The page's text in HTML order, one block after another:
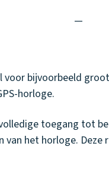
—
voor bijvoorbeeld
horloge.
toegang tot
het horloge.